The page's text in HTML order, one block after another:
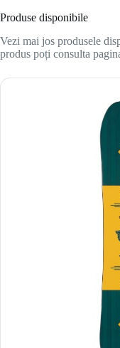
Produse disponibile
Vezi mai jos produsele
produs poți consulta